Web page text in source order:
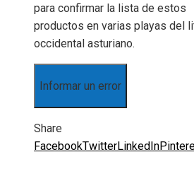
para confirmar la lista de estos
productos en varias playas del
occidental asturiano.
Informar un error
Share
FacebookTwitterLinkedIn